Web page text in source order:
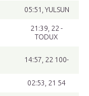
05:51, YULSUN
21:39, 22 -
TODUX
14:57, 22 100-
02:53, 21 54